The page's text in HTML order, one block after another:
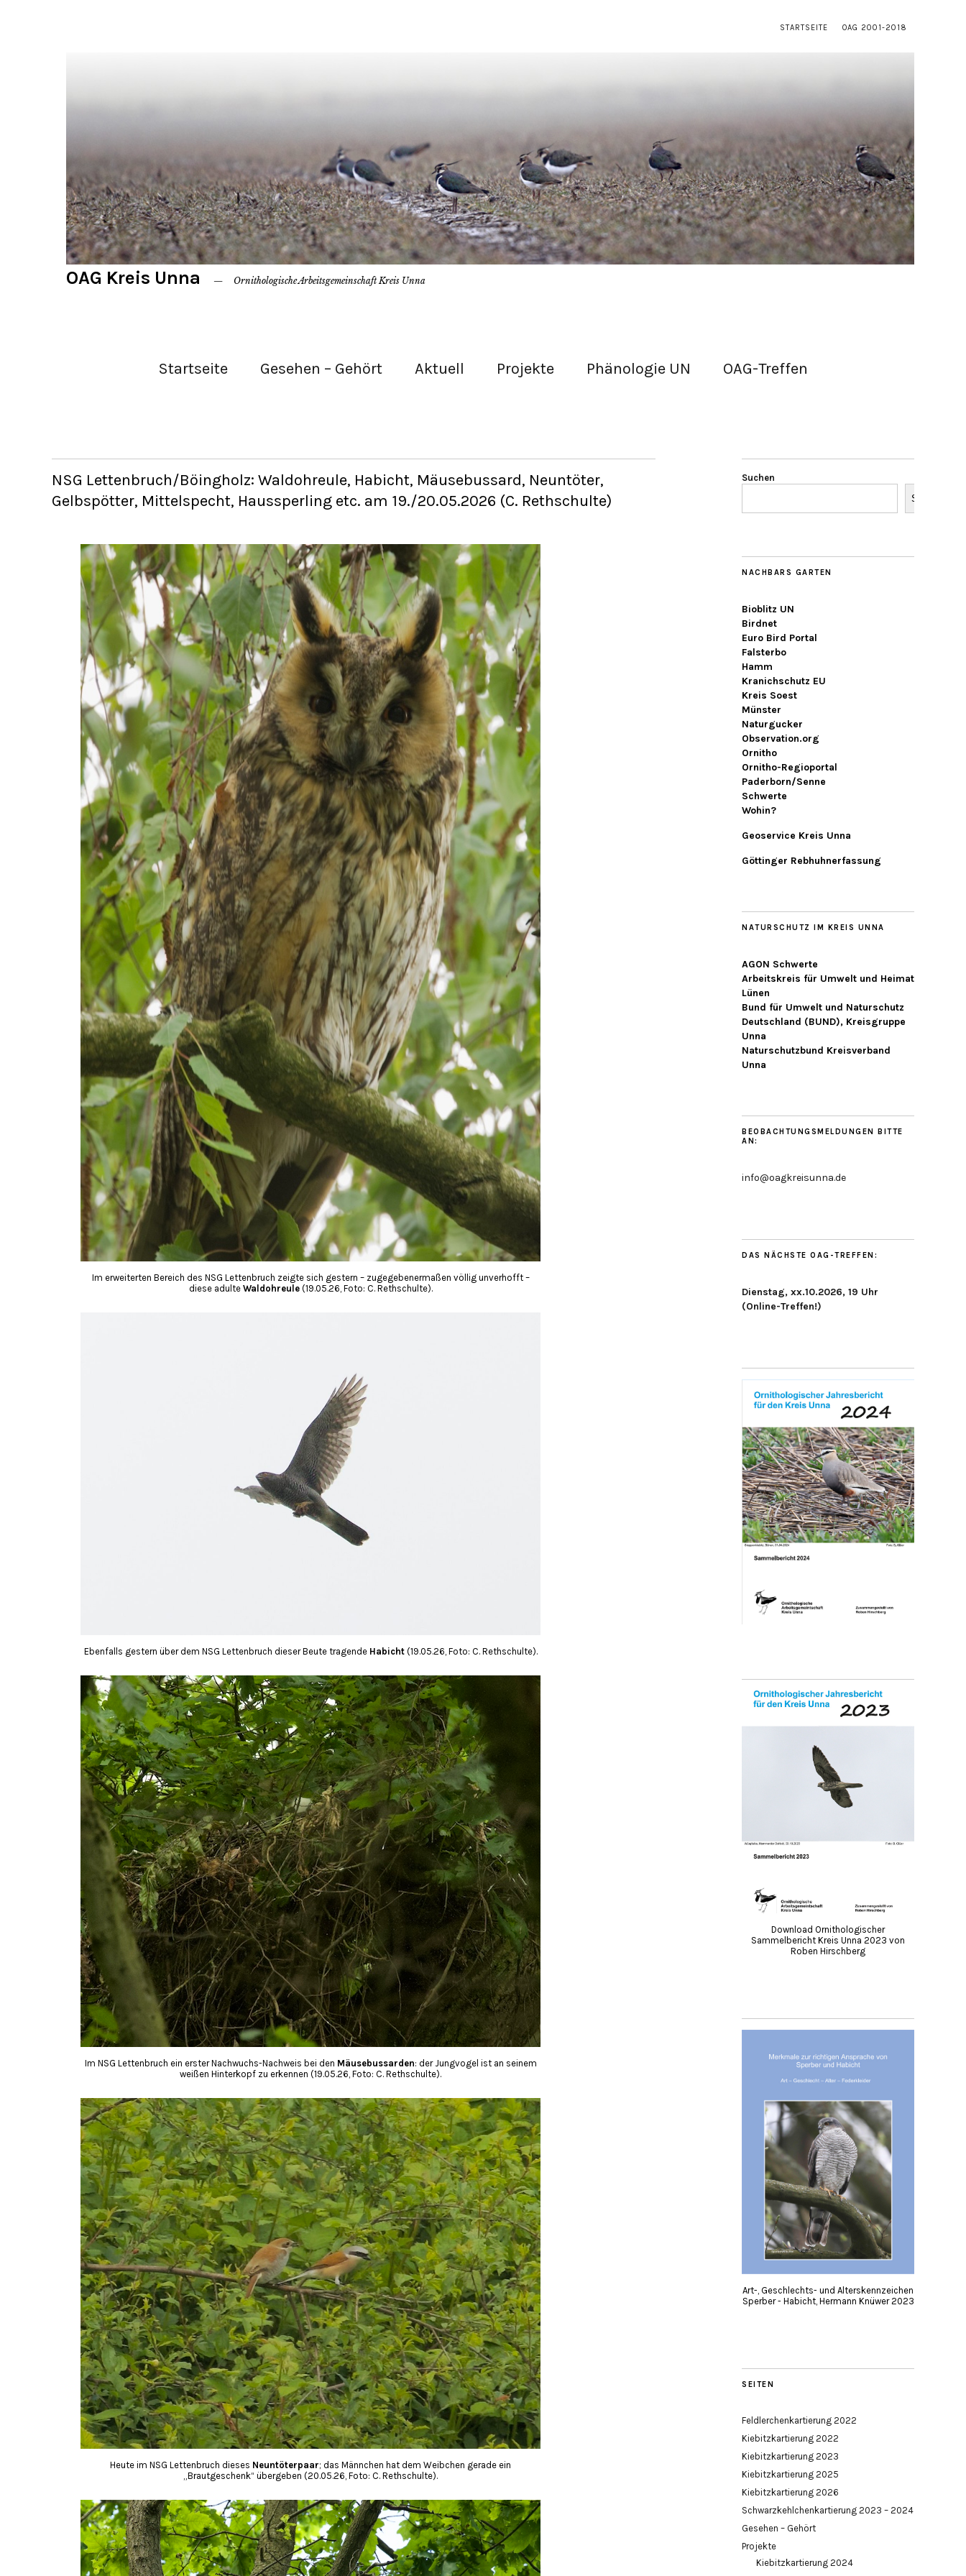
STARTSEITE OAG 2001-2018
OAG Kreis Unna Ornithologische Arbeitsgemeinschaft Kreis Unna
Startseite Gesehen – Gehört Aktuell Projekte Phänologie UN OAG-Treffen
NSG Lettenbruch/Böingholz: Waldohreule, Habicht, Mäusebussard, Neuntöter,
Gelbspötter, Mittelspecht, Haussperling etc. am 19./20.05.2026 (C. Rethschulte)
Im erweiterten Bereich des NSG Lettenbruch zeigte sich gestern – zugegebenermaßen völlig unverhofft –
diese adulte Waldohreule(19.05.26, Foto: C. Rethschulte).
Ebenfalls gestern über dem NSG Lettenbruch dieser Beute tragende Habicht(19.05.26, Foto: C. Rethschulte).
Im NSG Lettenbruch ein erster Nachwuchs-Nachweis bei den Mäusebussarden: der Jungvogel ist an seinem
weißen Hinterkopf zu erkennen (19.05.26, Foto: C. Rethschulte).
Heute im NSG Lettenbruch dieses Neuntöterpaar; das Männchen hat dem Weibchen gerade ein
„Brautgeschenk“ übergeben (20.05.26, Foto: C. Rethschulte).
Suchen
Suchen
NACHBARS GARTEN
Bioblitz UN
Birdnet
Euro Bird Portal
Falsterbo
Hamm
Kranichschutz EU
Kreis Soest
Münster
Naturgucker
Observation.org
Ornitho
Ornitho-Regioportal
Paderborn/Senne
Schwerte
Wohin?
Geoservice Kreis Unna
Göttinger Rebhuhnerfassung
NATURSCHUTZ IM KREIS UNNA
AGON Schwerte
Arbeitskreis für Umwelt und Heimat
Lünen
Bund für Umwelt und Naturschutz
Deutschland (BUND), Kreisgruppe
Unna
Naturschutzbund Kreisverband
Unna
BEOBACHTUNGSMELDUNGEN BITTE
AN:
info@oagkreisunna.de
DAS NÄCHSTE OAG-TREFFEN:
Dienstag, xx.10.2026, 19 Uhr
(Online-Treffen!)
Download Ornithologischer
Sammelbericht Kreis Unna 2023 von
Roben Hirschberg
Art-, Geschlechts- und Alterskennzeichen
Sperber - Habicht, Hermann Knüwer 2023
SEITEN
Feldlerchenkartierung 2022
Kiebitzkartierung 2022
Kiebitzkartierung 2023
Kiebitzkartierung 2025
Kiebitzkartierung 2026
Schwarzkehlchenkartierung 2023 – 2024
Gesehen – Gehört
Projekte
Kiebitzkartierung 2024